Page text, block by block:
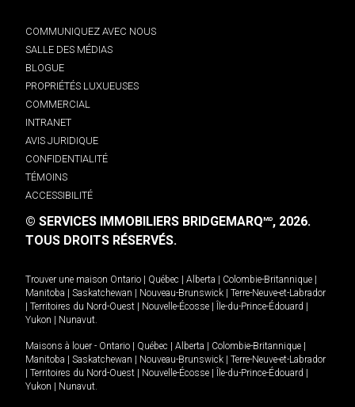
COMMUNIQUEZ AVEC NOUS
SALLE DES MÉDIAS
BLOGUE
PROPRIÉTÉS LUXUEUSES
COMMERCIAL
INTRANET
AVIS JURIDIQUE
CONFIDENTIALITÉ
TÉMOINS
ACCESSIBILITÉ
© SERVICES IMMOBILIERS BRIDGEMARQMD, 2026.
TOUS DROITS RÉSERVÉS.
Trouver une maison Ontario Québec Alberta Colombie-Britannique
Manitoba
Saskatchewan Nouveau-Brunswick
Terre-Neuve-et-Labrador
Territoires du Nord-Ouest Nouvelle-Écosse Île-du-Prince-Édouard
Yukon
Nunavut.
Maisons à louer - Ontario Québec Alberta Colombie-Britannique
Manitoba
Saskatchewan Nouveau-Brunswick
Terre-Neuve-et-Labrador
Territoires du Nord-Ouest Nouvelle-Écosse Île-du-Prince-Édouard
Yukon
Nunavut.